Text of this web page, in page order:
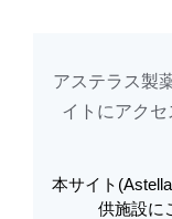
アステラスメディカル
Cookieを利用してア
アステラス製
イトに​アク
本サイト
供施設に